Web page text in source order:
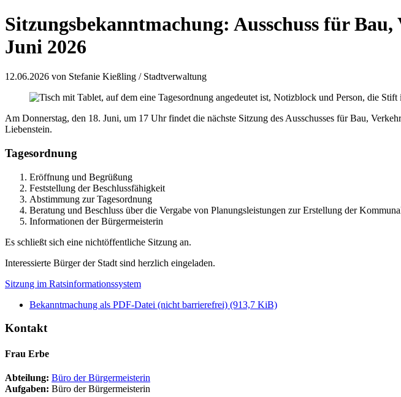
Sitzungsbekanntmachung: Ausschuss für
Juni 2026
12.06.2026 von Stefanie Kießling / Stadtverwaltung
Am Donnerstag, den 18. Juni, um 17 Uhr findet die nächste Sitzung des Ausschusses für Bau,
Liebenstein.
Tagesordnung
Eröffnung und Begrüßung
Feststellung der Beschlussfähigkeit
Abstimmung zur Tagesordnung
Beratung und Beschluss über die Vergabe von Planungsleistungen zur Erstellung der
Informationen der Bürgermeisterin
Es schließt sich eine nichtöffentliche Sitzung an.
Interessierte Bürger der Stadt sind herzlich eingeladen.
Sitzung im Ratsinformationssystem
Bekanntmachung als PDF-Datei (nicht barrierefrei) (913,7 KiB)
Kontakt
Frau Erbe
Abteilung: Büro der Bürgermeisterin
Aufgaben: Büro der Bürgermeisterin